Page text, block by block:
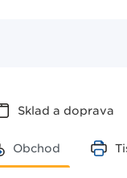
Sklad a doprava
Obchod